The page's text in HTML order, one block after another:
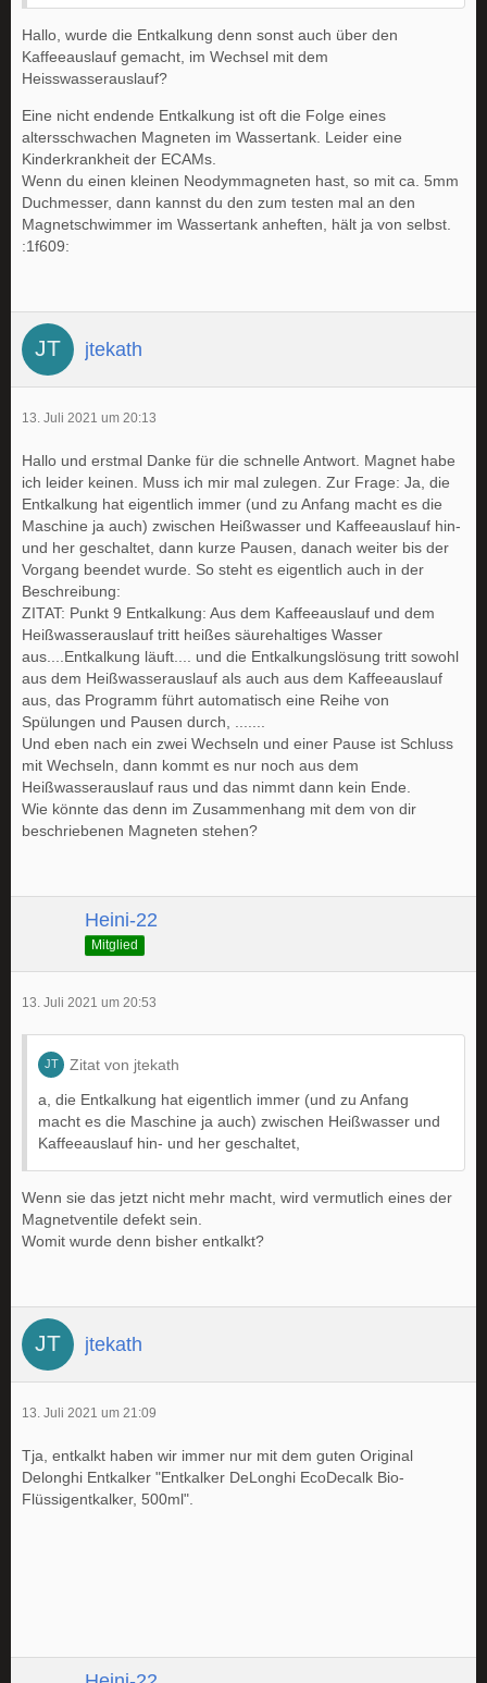
Hallo, wurde die Entkalkung denn sonst auch über den
Kaffeeauslauf gemacht, im Wechsel mit dem
Heisswasserauslauf?
Eine nicht endende Entkalkung ist oft die Folge eines
altersschwachen Magneten im Wassertank. Leider eine
Kinderkrankheit der ECAMs.
Wenn du einen kleinen Neodymmagneten hast, so mit ca. 5mm
Duchmesser, dann kannst du den zum testen mal an den
Magnetschwimmer im Wassertank anheften, hält ja von selbst.
:1f609:
jtekath
13. Juli 2021 um 20:13
Hallo und erstmal Danke für die schnelle Antwort. Magnet habe
ich leider keinen. Muss ich mir mal zulegen. Zur Frage: Ja, die
Entkalkung hat eigentlich immer (und zu Anfang macht es die
Maschine ja auch) zwischen Heißwasser und Kaffeeauslauf hin-
und her geschaltet, dann kurze Pausen, danach weiter bis der
Vorgang beendet wurde. So steht es eigentlich auch in der
Beschreibung:
ZITAT: Punkt 9 Entkalkung: Aus dem Kaffeeauslauf und dem
Heißwasserauslauf tritt heißes säurehaltiges Wasser
aus....Entkalkung läuft.... und die Entkalkungslösung tritt sowohl
aus dem Heißwasserauslauf als auch aus dem Kaffeeauslauf
aus, das Programm führt automatisch eine Reihe von
Spülungen und Pausen durch, .......
Und eben nach ein zwei Wechseln und einer Pause ist Schluss
mit Wechseln, dann kommt es nur noch aus dem
Heißwasserauslauf raus und das nimmt dann kein Ende.
Wie könnte das denn im Zusammenhang mit dem von dir
beschriebenen Magneten stehen?
Heini-22
Mitglied
13. Juli 2021 um 20:53
Zitat von jtekath
a, die Entkalkung hat eigentlich immer (und zu Anfang
macht es die Maschine ja auch) zwischen Heißwasser und
Kaffeeauslauf hin- und her geschaltet,
Wenn sie das jetzt nicht mehr macht, wird vermutlich eines der
Magnetventile defekt sein.
Womit wurde denn bisher entkalkt?
jtekath
13. Juli 2021 um 21:09
Tja, entkalkt haben wir immer nur mit dem guten Original
Delonghi Entkalker "Entkalker DeLonghi EcoDecalk Bio-
Flüssigentkalker, 500ml".